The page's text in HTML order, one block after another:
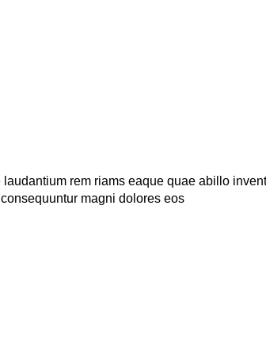
rem riams eaque quae abillo
magni dolores eos